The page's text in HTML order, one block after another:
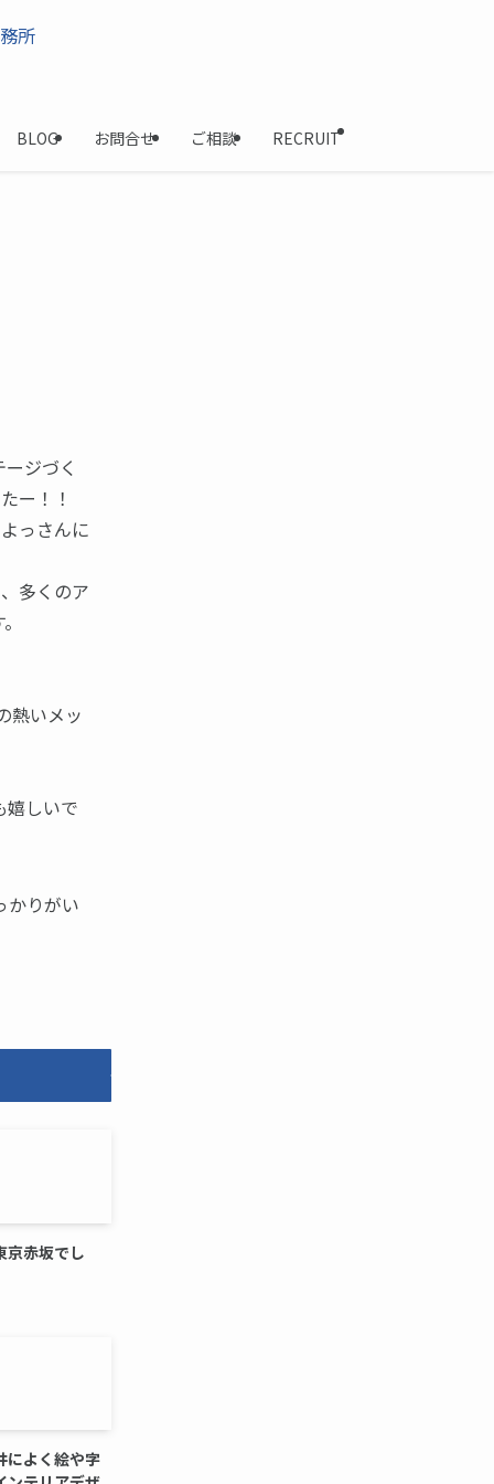
BLOG お問合せ ご相談 RECRUIT
ジづく
ー！！
っさんに
多くのア
熱いメッ
嬉しいで
かりがい
京赤坂でし
によく絵や字